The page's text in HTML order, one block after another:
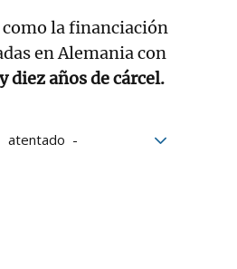
la financiación
en Alemania con
diez años de cárcel.
atentado